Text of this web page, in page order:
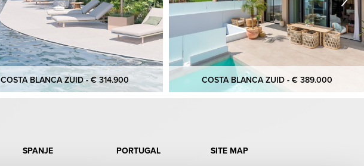
COSTA BLANCA ZUID - € 314.900 COSTA BLANCA ZUID - € 389.000
SPANJE
PORTUGAL
SITE MAP